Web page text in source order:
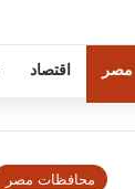
اقتصاد
محافظات مصر